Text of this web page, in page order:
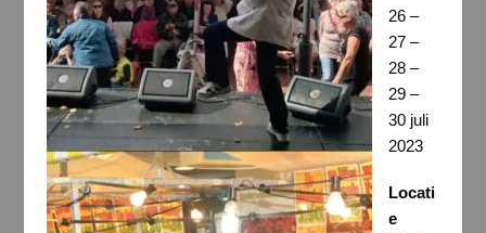
26 –
27 –
28 –
29 –
30 juli
2023
Locati
e